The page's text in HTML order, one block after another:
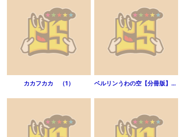
カカフカカ （1） ベルリンうわの空【分冊版】（18）